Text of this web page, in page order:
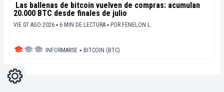
Las ballenas de bitcoin vuelven de compras: acumulan
20.000 BTC desde finales de julio
VIE 07 AGO 2026 ▪ 6 MIN DE LECTURA ▪ POR FENELON L.
INFORMARSE ▪ BITCOIN (BTC)
Ajustes